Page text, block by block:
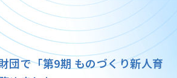
団で「第9期 ものづくり新人育